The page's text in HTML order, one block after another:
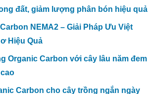
đất, giảm lượng phân bón hiệu quả
NEMA2 – Giải Pháp Ưu Việt
Hiệu Quả
Organic Carbon với cây lâu năm đem
Carbon cho cây trồng ngắn ngày